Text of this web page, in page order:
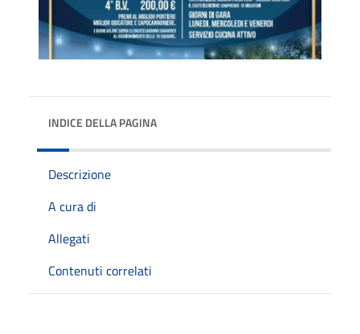
INDICE DELLA PAGINA
Descrizione
A cura di
Allegati
Contenuti correlati